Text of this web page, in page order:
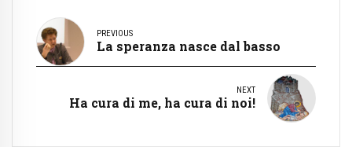
PREVIOUS
La speranza nasce dal basso
NEXT
Ha cura di me, ha cura di noi!